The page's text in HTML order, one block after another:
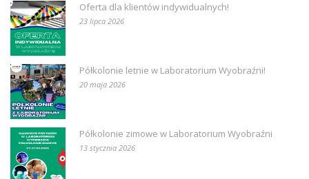
Oferta dla klientów indywidualnych!
23 lipca 2026
Półkolonie letnie w Laboratorium Wyobraźni!
20 maja 2026
Półkolonie zimowe w Laboratorium Wyobraźni
13 stycznia 2026